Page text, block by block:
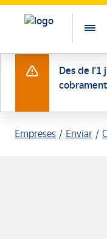
Des de
Empreses Enviar